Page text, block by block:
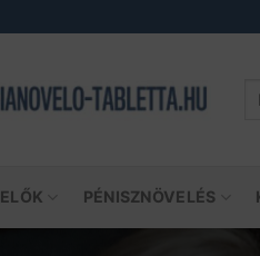
PÉNISZNÖVELÉS